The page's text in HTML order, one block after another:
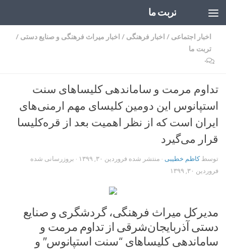
تربت ما
اخبار اجتماعی / اخبار فرهنگی / اخبار میراث فرهنگی و صنایع دستی /
تربت ما
۰
تداوم مرمت و ساماندهی کلیساهای سنت
استپانوس این دومین کلیسای مهم ارمنی‌های
ایران است که از نظر اهمیت بعد از قره‌کلیسا
قرار می‌گیرد
توسطکاظم خطیبی · منتشر شده فروردین ۳۰, ۱۳۹۹
· بروزرسانی شده
فروردین ۳۰, ۱۳۹۹
مدیرکل میراث فرهنگی، گردشگری و صنایع
دستی آذربایجان‌شرقی از تداوم مرمت و
ساماندهی کلیساهای “سنت استپانوس″ و